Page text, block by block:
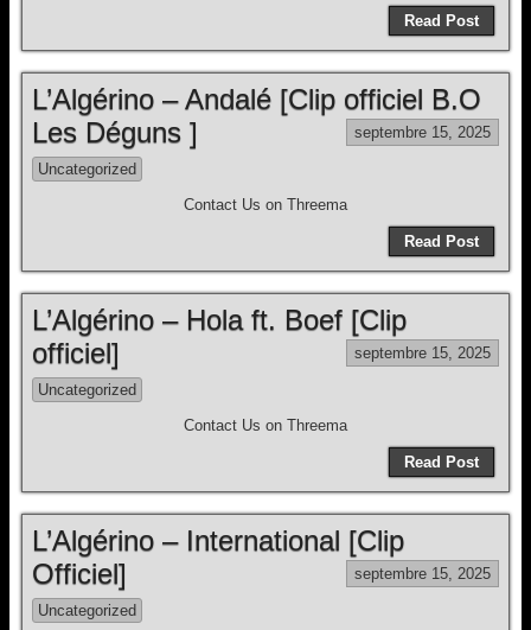
Read Post
L’Algérino – Andalé [Clip officiel B.O
Les Déguns ]
septembre 15, 2025
Uncategorized
Contact Us on Threema
Read Post
L’Algérino – Hola ft. Boef [Clip
officiel]
septembre 15, 2025
Uncategorized
Contact Us on Threema
Read Post
L’Algérino – International [Clip
Officiel]
septembre 15, 2025
Uncategorized